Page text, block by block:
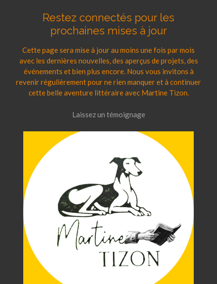
Restez connectés pour les
prochaines mises à jour
Cette page sera mise à jour au moins une fois par mois
avec les dernières nouvelles, des aperçus de projets, des
événements et bien plus encore. Nous vous invitons à
revenir régulièrement pour ne rien manquer et à continuer
cette belle aventure littéraire avec Martine Tizon.
Laissez un témoignage